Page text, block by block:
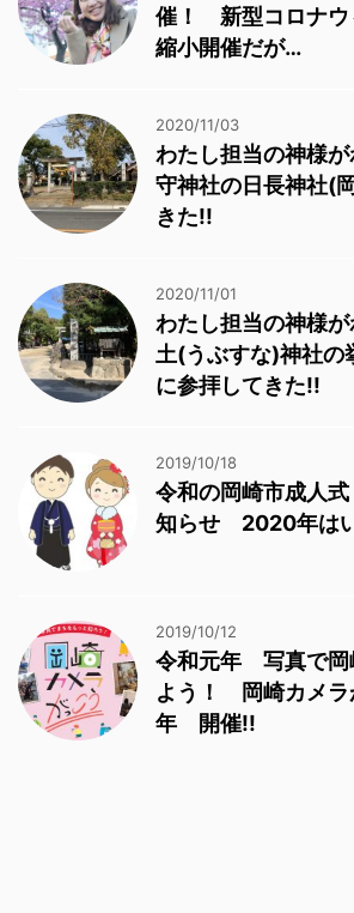
催！ 新型コロナウ
縮小開催だが…
2020/11/03
わたし担当の神様
守神社の日長神社(
きた!!
2020/11/01
わたし担当の神様
土(うぶすな)神社の
に参拝してきた!!
2019/10/18
令和の岡崎市成人
知らせ 2020年は
2019/10/12
令和元年 写真で岡
よう！ 岡崎カメラ
年 開催!!